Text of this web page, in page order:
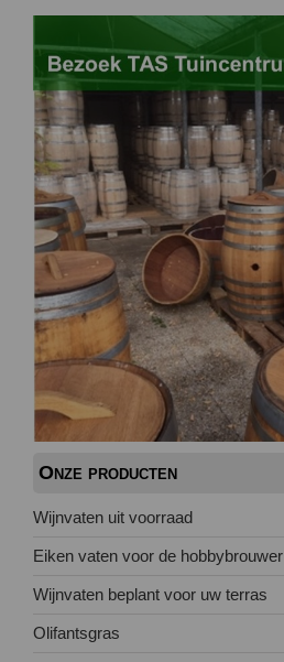
Onze producten
Wijnvaten uit voorraad
Eiken vaten voor de hobbybrouwer
Wijnvaten beplant voor uw terras
Olifantsgras